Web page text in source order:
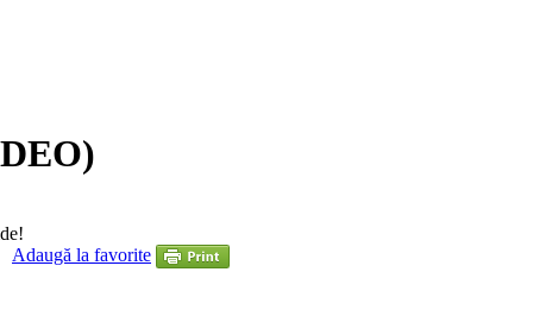
Adaugă la favorite